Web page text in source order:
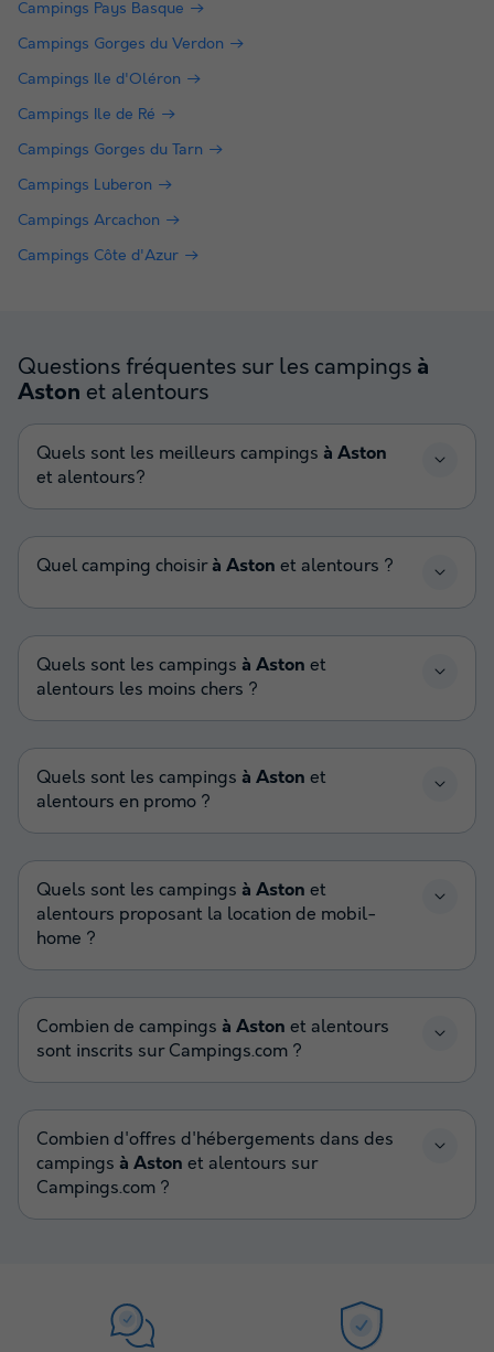
Campings Pays Basque
Campings Gorges du Verdon
Campings Ile d'Oléron
Campings Ile de Ré
Campings Gorges du Tarn
Campings Luberon
Campings Arcachon
Campings Côte d'Azur
Questions fréquentes sur les campings à
Aston et alentours
Quels sont les meilleurs campings à Aston
et alentours?
Quel camping choisirà Aston et alentours ?
Quels sont les campings à Aston et
alentours les moins chers ?
Quels sont les campings à Aston et
alentours en promo ?
Quels sont les campings à Aston et
alentours proposant la location de mobil-
home ?
Combien de campings à Aston et alentours
sont inscrits sur Campings.com ?
Combien d'offres d'hébergements dans des
campings à Aston et alentours sur
Campings.com ?